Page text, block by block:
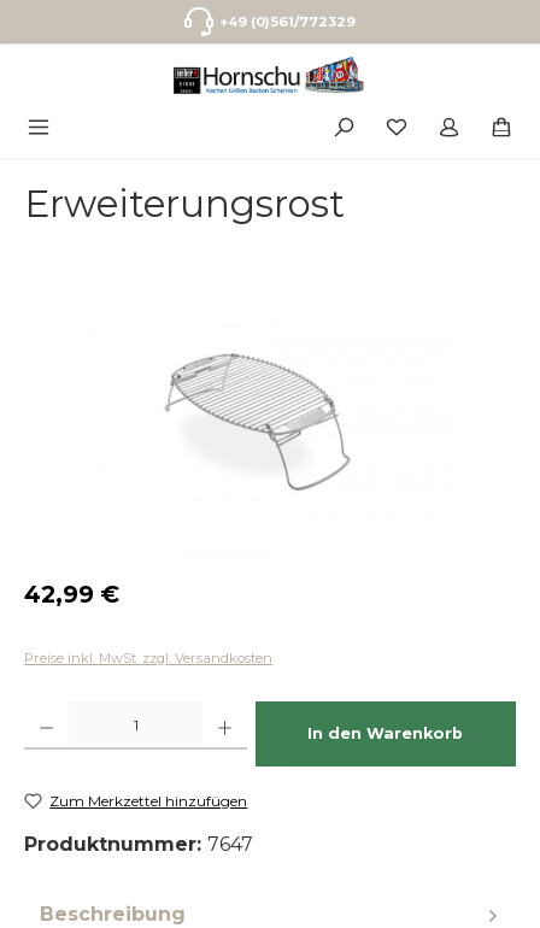
Zum Hauptinhalt springen+49 (0)561/772329
Erweiterungsrost
Regulärer Preis:
42,99 €
Preise inkl. MwSt. zzgl. Versandkosten
In den Warenkorb
Zum Merkzettel hinzufügen
Produktnummer: 7647
Beschreibung